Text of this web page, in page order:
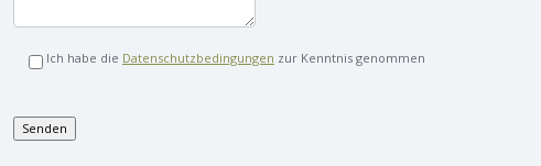
Ich habe die Datenschutzbedingungen zur Kenntnis genommen